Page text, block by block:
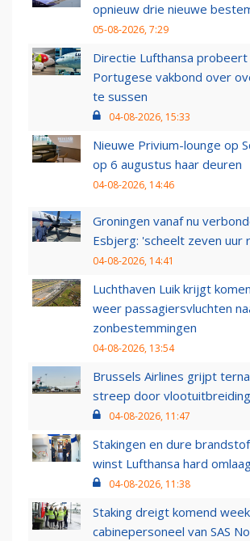
opnieuw drie nieuwe
05-08-2026, 7:29
Directie Lufthansa
Portugese vakbond over
te sussen
04-08-2026, 15:33
Nieuwe Privium-lounge op
op 6 augustus haar deuren
04-08-2026, 14:46
Groningen vanaf nu
Esbjerg: 'scheelt zeven uur
04-08-2026, 14:41
Luchthaven Luik krijgt
weer passagiersvluchten
zonbestemmingen
04-08-2026, 13:54
Brussels Airlines grijpt
streep door vlootuitbreiding
04-08-2026, 11:47
Stakingen en dure
winst Lufthansa hard
04-08-2026, 11:38
Staking dreigt komend
cabinepersoneel van SAS